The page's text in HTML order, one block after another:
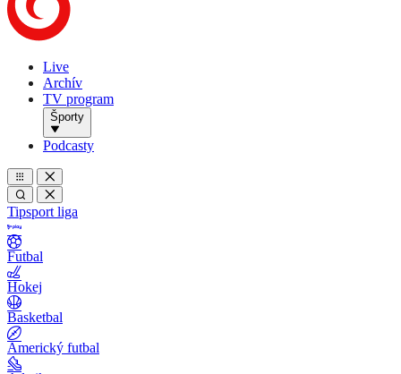
Live
Archív
TV program
Športy
Podcasty
Tipsport liga
Futbal
Hokej
Basketbal
Americký futbal